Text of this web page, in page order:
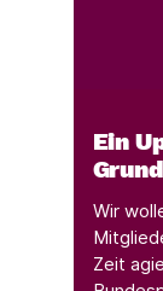
Ein
Wir
Zeit